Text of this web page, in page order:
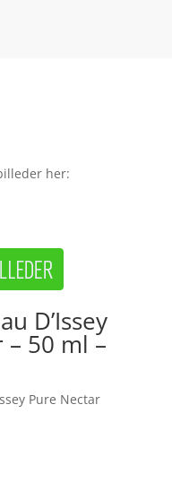
her:
D’Issey
50 ml –
Pure Nectar